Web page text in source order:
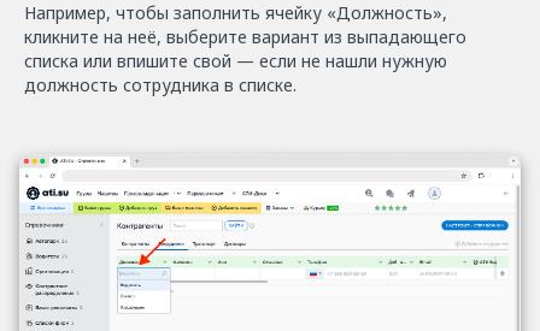
Например, чтобы заполнить ячейку «Должность»,
кликните на неё, выберите вариант из выпадающего
списка или впишите свой — если не нашли нужную
должность сотрудника в списке.